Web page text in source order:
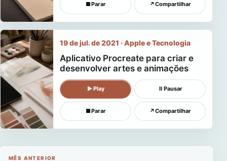
■Parar ↗Compartilhar
19 de jul. de 2021 · Apple e Tecnologia
Aplicativo Procreate para criar e
desenvolver artes e animações
▶Play Ⅱ Pausar
■Parar ↗Compartilhar
MÊS ANTERIOR